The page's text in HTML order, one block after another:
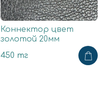
Коннектор цвет
золотой 20мм
450 тг